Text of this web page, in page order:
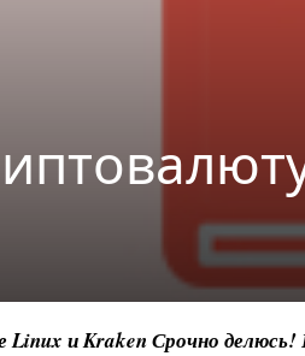
и Kraken Срочно